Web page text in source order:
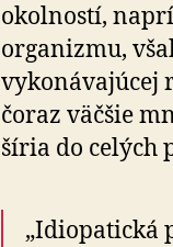
okolností,
organizmu,
vykonávajúcej
čoraz väčšie
šíria do celých
„Idiopatická